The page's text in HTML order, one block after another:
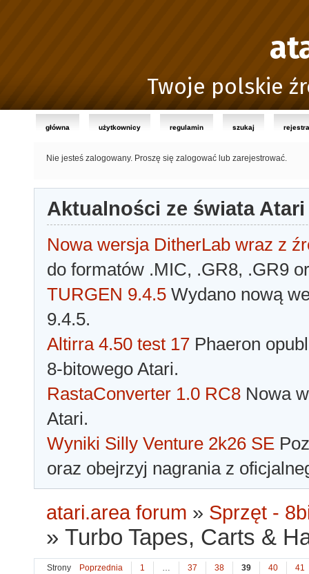
Twoje polskie
główna użytkownicy regulamin szukaj
Nie jesteś zalogowany. Proszę się zalogować lub zarejestrować.
Aktualności ze świata Atari
Nowa wersja DitherLab wraz z
do formatów .MIC, .GR8, .GR9
TURGEN 9.4.5 Wydano nową
9.4.5.
Altirra 4.50 test 17 Phaeron
8-bitowego Atari.
RastaConverter 1.0 RC8 Nowa
Atari.
Wyniki Silly Venture 2k26 SE
oraz obejrzyj nagrania z
atari.area forum » Sprzęt -
»Turbo Tapes, Carts &
Strony Poprzednia 1 … 37 38 39 40 41